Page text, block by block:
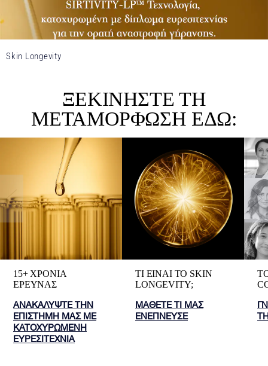
Skin Longevity
ΞΕΚΙΝΗΣΤΕ ΤΗ
ΜΕΤΑΜΟΡΦΩΣΗ ΕΔΩ:
15+ ΧΡΟΝΙΑ
ΕΡΕΥΝΑΣ
ΑΝΑΚΑΛΥΨΤΕ ΤΗΝ
ΕΠΙΣΤΗΜΗ ΜΑΣ ΜΕ
ΚΑΤΟΧΥΡΩΜΕΝΗ
ΕΥΡΕΣΙΤΕΧΝΙΑ
ΤΙ ΕΙΝΑΙ ΤΟ SKIN
LONGEVITY;
ΜΑΘΕΤΕ ΤΙ ΜΑΣ
ΕΝΕΠΝΕΥΣΕ